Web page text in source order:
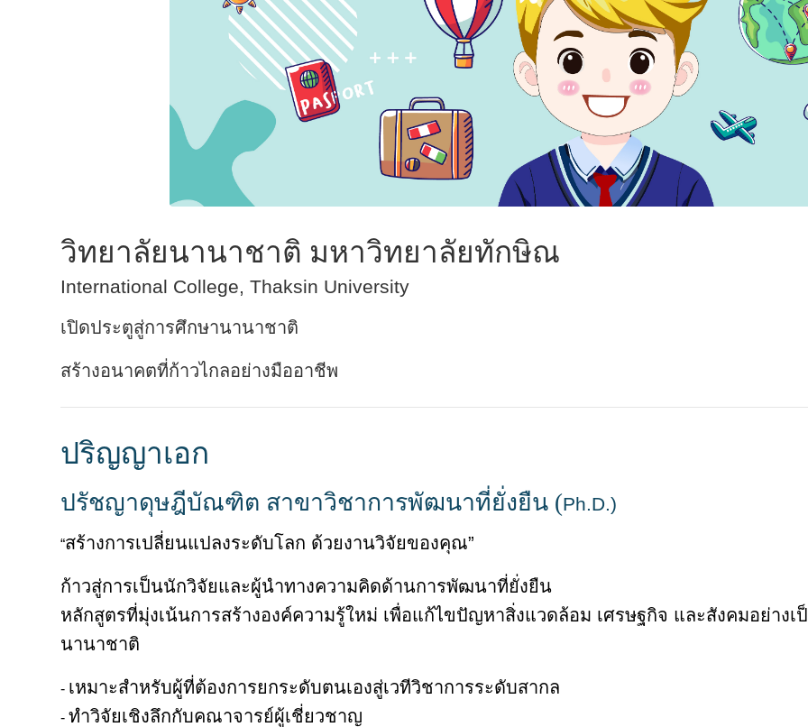
วิทยาลัยนานาชาติ มหาวิทยาลัยทักษิณ
International College, Thaksin University
เปิดประตูสู่การศึกษานานาชาติ
สร้างอนาคตที่ก้าวไกลอย่างมืออาชีพ
ปริญญาเอก
ปรัชญาดุษฎีบัณฑิต สาขาวิชาการพัฒนาที่ยั่งยืน (Ph.D.)
“สร้างการเปลี่ยนแปลงระดับโลก ด้วยงานวิจัยของคุณ”
ก้าวสู่การเป็นนักวิจัยและผู้นำทางความคิดด้านการพัฒนาที่ยั่งยืน
หลักสูตรที่มุ่งเน้นการสร้างองค์ความรู้ใหม่ เพื่อแก้ไขปัญหาสิ่งแวดล้อม เศรษฐกิจ และสังคมอย่าง
นานาชาติ
- เหมาะสำหรับผู้ที่ต้องการยกระดับตนเองสู่เวทีวิชาการระดับสากล
- ทำวิจัยเชิงลึกกับคณาจารย์ผู้เชี่ยวชาญ